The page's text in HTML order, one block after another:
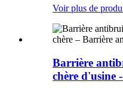
Voir plus de
Barrière
chère d'usine